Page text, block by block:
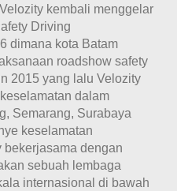
Kota
Makassar
kembali menggelar
Driving
dimana kota Batam
roadshow safety
2015 yang lalu Velozity
dalam
Semarang, Surabaya
keselamatan
bekerjasama dengan
sebuah lembaga
internasional di bawah